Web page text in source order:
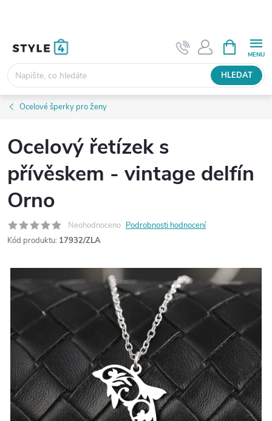
HLEDAT
NÁKUPNÍ
KOŠÍK
Ocelové šperky pro ženy
Ocelový řetízek s
přívěskem - vintage delfín
Orno
Neohodnoceno Podrobnosti hodnocení
Kód produktu: 17932/ZLA